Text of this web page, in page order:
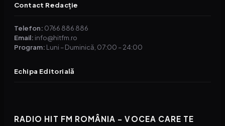
Contact Redacție
Telefon: 0766 886 886
Email: info@hitfm.ro
Program: Luni – Duminică, 07:00 – 24:00
Echipa Editorială
RADIO HIT FM ROMÂNIA – VOCEA CARE TE